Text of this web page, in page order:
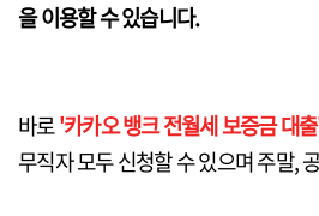
을 이용할 수 있습니다.
바로'카카오 뱅크 전월세 보증금 대
무직자 모두 신청할 수 있으며 주말,